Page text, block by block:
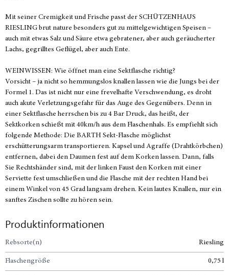
Mit seiner Cremigkeit und Frische passt der SCHÜTZENHAUS
RIESLING brut nature besonders gut zu mittelgewichtigen Speisen –
auch mit etwas Salz und Säure etwa gebratener, aber auch geräucherter
Lachs, gegrilltes Geflügel, aber auch Ente.
WEINWISSEN: Wie öffnet man eine Sektflasche richtig?
Vorsicht – ja nicht so hemmungslos knallen lassen wie die Jungs bei der
Formel 1. Das ist nicht nur eine frevelhafte Verschwendung, es droht
auch akute Verletzungsgefahr für das Auge des Gegenübers. Denn in
einer Sektflasche herrschen bis zu 4 Bar Druck, das heißt, der
Sektkorken schießt mit 40km/h aus dem Flaschenhals. Es empfiehlt sich
folgende Methode: Die BARTH Sekt-Flasche möglichst
erschütterungsarm transportieren. Kapsel und Agraffe (Drahtkörbchen)
entfernen, dabei den Daumen fest auf dem Korken lassen. Dann, falls
Sie Rechtshänder sind, mit der linken Faust den Korken mit einer
Serviette fest umschließen und die Flasche mit der rechten Hand bei
einem Winkel von 45 Grad langsam drehen. Kein lautes Knallen, nur ein
sanftes Zischen sollte zu hören sein.
Produktinformationen
Rebsorte(n) Riesling
Flaschengröße 0,75 l